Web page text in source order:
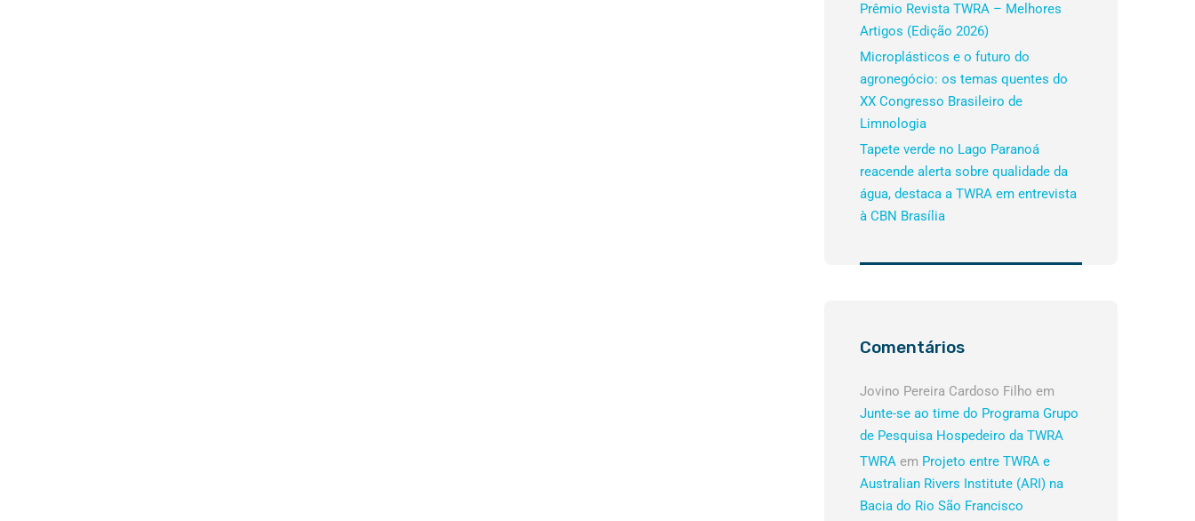
Prêmio Revista TWRA – Melhores
Artigos (Edição 2026)
Microplásticos e o futuro do
agronegócio: os temas quentes do
XX Congresso Brasileiro de
Limnologia
Tapete verde no Lago Paranoá
reacende alerta sobre qualidade da
água, destaca a TWRA em entrevista
à CBN Brasília
Comentários
Jovino Pereira Cardoso Filho em
Junte-se ao time do Programa Grupo
de Pesquisa Hospedeiro da TWRA
TWRA em Projeto entre TWRA e
Australian Rivers Institute (ARI) na
Bacia do Rio São Francisco